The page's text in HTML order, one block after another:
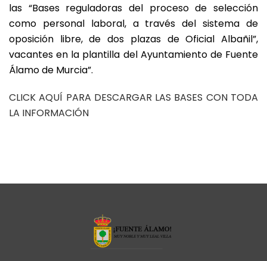
las “Bases reguladoras del proceso de selección
como personal laboral, a través del sistema de
oposición libre, de dos plazas de Oficial Albañil”,
vacantes en la plantilla del Ayuntamiento de Fuente
Álamo de Murcia”.
CLICK AQUÍ PARA DESCARGAR LAS BASES CON TODA
LA INFORMACIÓN